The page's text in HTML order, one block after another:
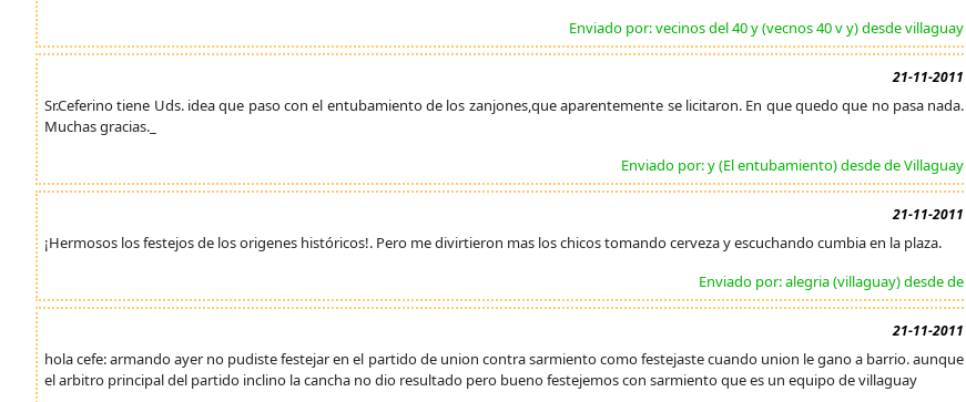
Enviado por: vecinos del 40 y (vecnos 40 v y) desde villaguay
21-11-2011
Sr.Ceferino tiene Uds. idea que paso con el entubamiento de los zanjones,que aparentemente se licitaron. En que quedo que no pasa nada.
Muchas gracias._
Enviado por: y (El entubamiento) desde de Villaguay
21-11-2011
¡Hermosos los festejos de los origenes históricos!. Pero me divirtieron mas los chicos tomando cerveza y escuchando cumbia en la plaza.
Enviado por: alegria (villaguay) desde de
21-11-2011
hola cefe: armando ayer no pudiste festejar en el partido de union contra sarmiento como festejaste cuando union le gano a barrio. aunque
el arbitro principal del partido inclino la cancha no dio resultado pero bueno festejemos con sarmiento que es un equipo de villaguay